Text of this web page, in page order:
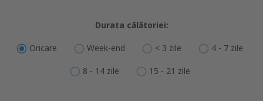
Durata călătoriei:
Oricare Week-end < 3 zile 4 - 7 zile
8 - 14 zile 15 - 21 zile